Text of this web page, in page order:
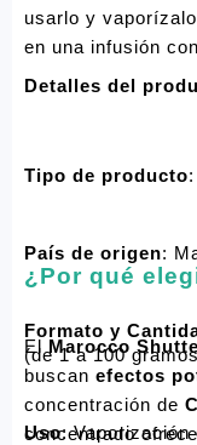
usarlo y
en una infusión
Detalles del
Tipo de producto
País de origen:
Formato y
(de 1 a 100
Uso: Vaporización
¿Por qué
El Marocco
buscan efectos
concentración de
concentrado